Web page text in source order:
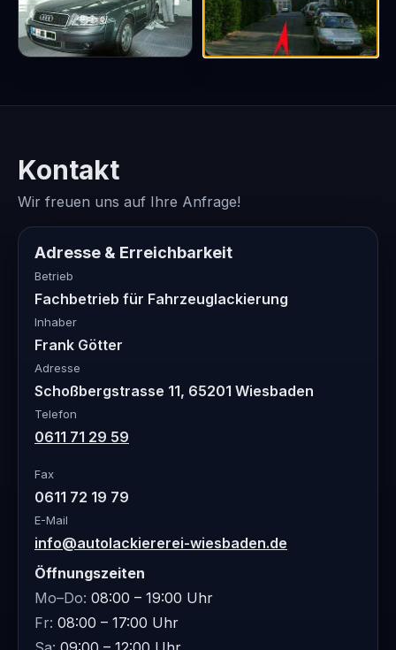
Kontakt
Wir freuen uns auf Ihre Anfrage!
Adresse & Erreichbarkeit
Betrieb
Fachbetrieb für Fahrzeuglackierung
Inhaber
Frank Götter
Adresse
Schoßbergstrasse 11, 65201 Wiesbaden
Telefon
0611 71 29 59
Fax
0611 72 19 79
E-Mail
info@autolackiererei-wiesbaden.de
Öffnungszeiten
Mo–Do: 08:00 – 19:00 Uhr
Fr: 08:00 – 17:00 Uhr